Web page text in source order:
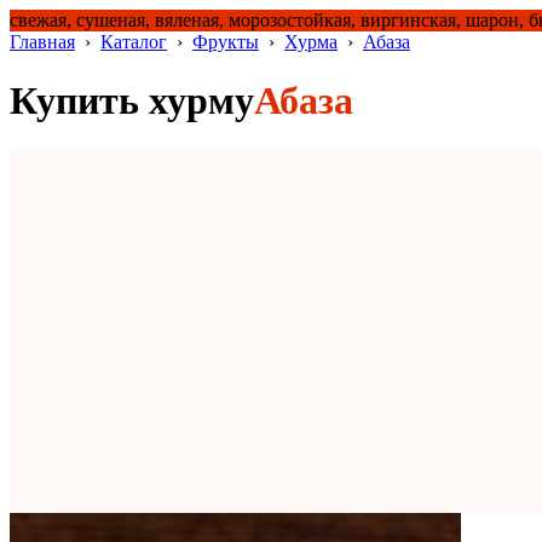
свежая, сушеная, вяленая, морозостойкая, виргинская, шарон,
Главная › Каталог › Фрукты › Хурма › Абаза
Купить хурмуАбаза